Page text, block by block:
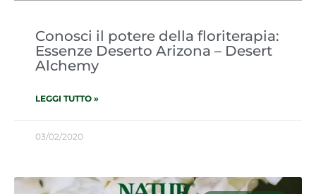
Conosci il potere della floriterapia:
Essenze Deserto Arizona – Desert
Alchemy
LEGGI TUTTO »
03/02/2020